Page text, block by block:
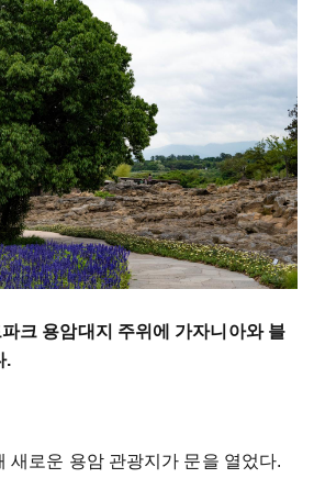
크 용암대지 주위에 가자니아와 블
.
새로운 용암 관광지가 문을 열었다.